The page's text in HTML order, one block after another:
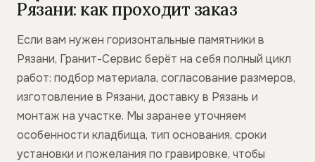
Рязани: как проходит заказ
Если вам нужен горизонтальные памятники в
Рязани, Гранит-Сервис берёт на себя полный цикл
работ: подбор материала, согласование размеров,
изготовление в Рязани, доставку в Рязань и
монтаж на участке. Мы заранее уточняем
особенности кладбища, тип основания, сроки
установки и пожелания по гравировке, чтобы